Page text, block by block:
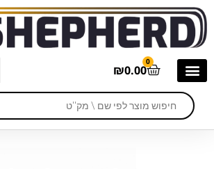
₪0.00
0